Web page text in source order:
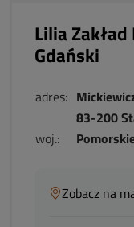
Lilia
Gdański
adres:
83-200
woj.:
Zobacz na